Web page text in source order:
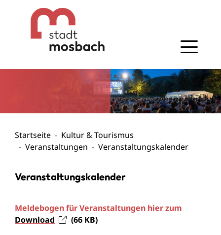
Gehe zum Navigationsbereich
Gehe zum Inhalt
Startseite
Kultur & Tourismus
Veranstaltungen
Veranstaltungskalender
Veranstaltungskalender
Meldebogen für Veranstaltungen hier zum
Download
(66 KB)